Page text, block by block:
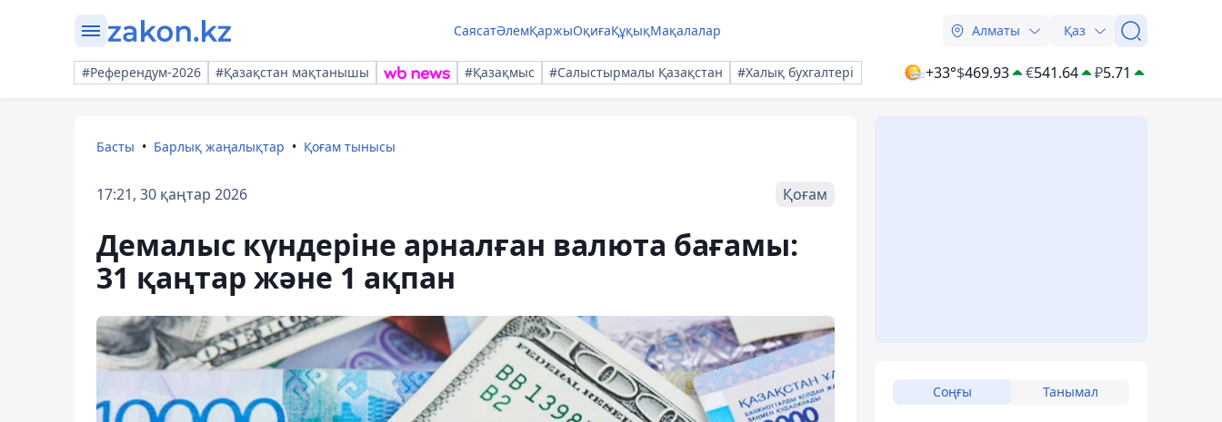
СаясатӘлемҚаржыОқиғаҚұқықМақалалар Алматы Қаз
#Референдум-2026 #Қазақстан мақтанышы #Қазақмыс #Салыстырмалы Қазақстан #Халық бухгалтері +33°$469.93 €541.64 ₽5.71
Басты Барлық жаңалықтар Қоғам тынысы
17:21, 30 қаңтар 2026 Қоғам
Демалыс күндеріне арналған валюта бағамы:
31 қаңтар және 1 ақпан
Соңғы Танымал